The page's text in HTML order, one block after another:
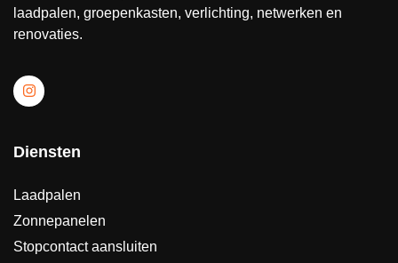
laadpalen, groepenkasten, verlichting, netwerken en
renovaties.
Diensten
Laadpalen
Zonnepanelen
Stopcontact aansluiten